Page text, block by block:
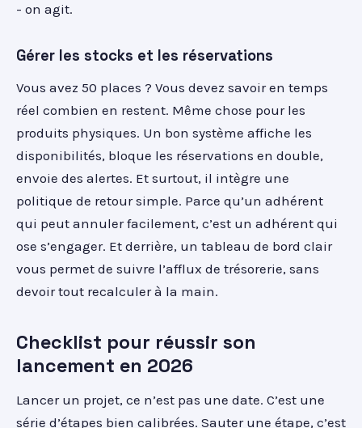
- on agit.
Gérer les stocks et les réservations
Vous avez 50 places ? Vous devez savoir en temps
réel combien en restent. Même chose pour les
produits physiques. Un bon système affiche les
disponibilités, bloque les réservations en double,
envoie des alertes. Et surtout, il intègre une
politique de retour simple. Parce qu’un adhérent
qui peut annuler facilement, c’est un adhérent qui
ose s’engager. Et derrière, un tableau de bord clair
vous permet de suivre l’afflux de trésorerie, sans
devoir tout recalculer à la main.
Checklist pour réussir son
lancement en 2026
Lancer un projet, ce n’est pas une date. C’est une
série d’étapes bien calibrées. Sauter une étape, c’est